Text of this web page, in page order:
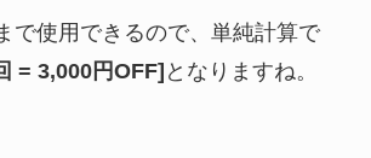
で使用できるので、単純計算で
= 3,000円OFF] となりますね。